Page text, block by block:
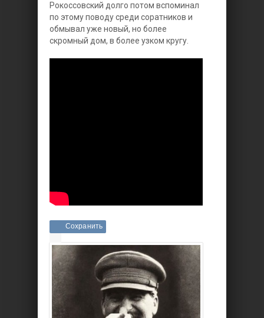
Рокоссовский долго потом вспоминал
по этому поводу среди соратников и
обмывал уже новый, но более
скромный дом, в более узком кругу.
Сохранить